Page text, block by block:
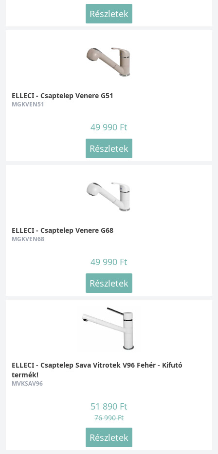
Részletek
ELLECI - Csaptelep Venere G51
MGKVEN51
49 990 Ft
Részletek
ELLECI - Csaptelep Venere G68
MGKVEN68
49 990 Ft
Részletek
ELLECI - Csaptelep Sava Vitrotek V96 Fehér - Kifutó
termék!
MVKSAV96
51 890 Ft
76 990 Ft
Részletek